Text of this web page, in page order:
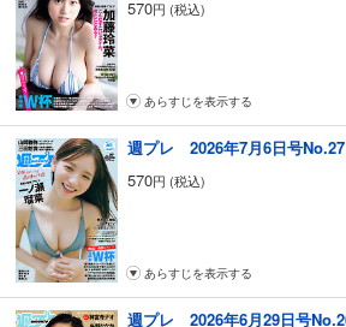
七瀬なな 7月21日（火）待ちに待ったファー
【広告】鏡 リュウジ／東畑 開人『昼間のスタ
対話』
【広告】吉川 永青『黒い肌のサムライ 信長と
週プレ グラジャパ！新刊NEWS!!
エロのミカタ／安田理央
令和の「セックスシンボル」を探せ!! AVトッ
骨しゃぶりの『〇〇の文化史』ぜんぶ読む
ピエール瀧の「萌え萌やしソバ探訪録」
国・自治体の「EV補助金ドブ捨て」がヒドすぎ
“本”人襲撃
インプレ！【拡大版／ドイツ現地取材SP】
リンク24時間レース トヨタ・スバル激闘の舞台
570円 (税込)
あらすじを表示する
週プレ 2026年7月6日号No.27
570円 (税込)
あらすじを表示する
週プレ 2026年6月29日号